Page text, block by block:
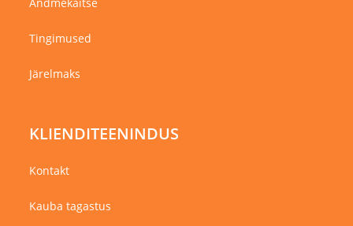
Tingimused
Järelmaks
KLIENDITEENINDUS
Kontakt
Kauba tagastus